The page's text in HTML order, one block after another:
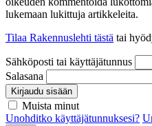
lukemaan lukittuja artikkeleita.
Tilaa Rakennuslehti tästä tai
Sähköposti tai käyttäjätunnus
Salasana
Kirjaudu sisään
Muista minut
Unohditko käyttäjätunnuksesi?